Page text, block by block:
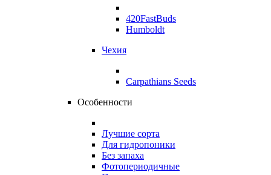
420FastBuds
Humboldt
Чехия
Carpathians Seeds
Особенности
Лучшие сорта
Для гидропоники
Без запаха
Фотопериодичные